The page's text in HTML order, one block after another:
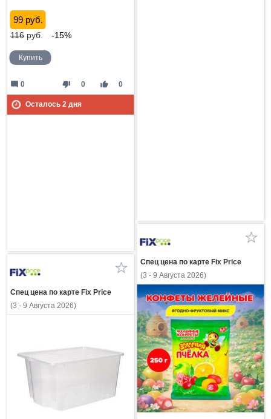
99 руб.
116руб. -15%
Купить
thumb_down 0 thumb_up 0
mode_comment 0
Осталось 2дня
Спец цена по карте Fix Price
(3 - 9 Августа 2026)
Спец цена по карте Fix Price
(3 - 9 Августа 2026)